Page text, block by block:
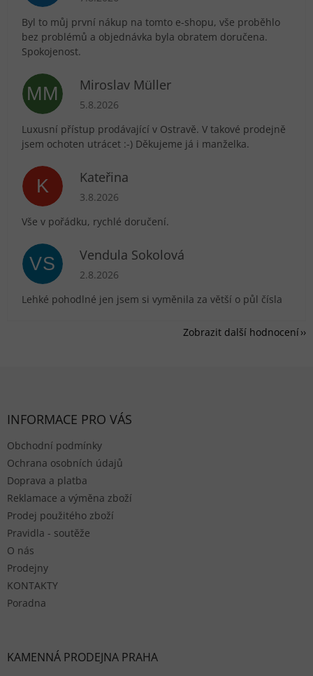
Byl to můj první nákup na tomto e-shopu, vše proběhlo
bez problémů a objednávka byla obratem doručena.
Spokojenost.
MM Miroslav Müller
Hodnocení obchodu je 5 z 5 hvězdiček.
5.8.2026
Luxusní přístup prodávající v Ostravě. V takové prodejně
jsem ochoten utrácet :-) Děkujeme já i manželka.
K Kateřina
Hodnocení obchodu je 5 z 5 hvězdiček.
3.8.2026
Vše v pořádku, rychlé doručení.
VS Vendula Sokolová
Hodnocení obchodu je 5 z 5 hvězdiček.
2.8.2026
Lehké pohodlné jen jsem si vyměnila za větší o půl čísla
Zobrazit další hodnocení
INFORMACE PRO VÁS
Obchodní podmínky
Ochrana osobních údajů
Doprava a platba
Reklamace a výměna zboží
Prodej použitého zboží
Pravidla - soutěže
O nás
Prodejny
KONTAKTY
Poradna
KAMENNÁ PRODEJNA PRAHA